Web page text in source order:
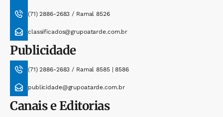
(71) 2886-2683 / Ramal 8526
classificados@grupoatarde.com.br
Publicidade
(71) 2886-2683 / Ramal 8585 | 8586
publicidade@grupoatarde.com.br
Canais e Editorias